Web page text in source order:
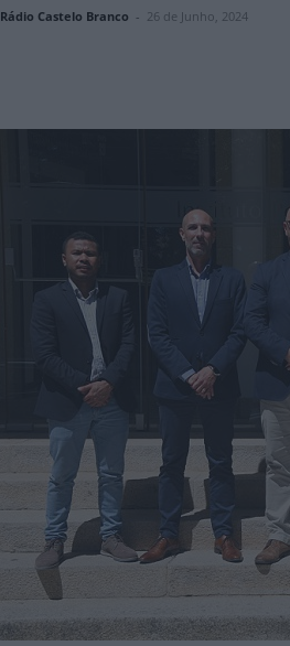
Rádio Castelo Branco - 26 de Junho, 2024